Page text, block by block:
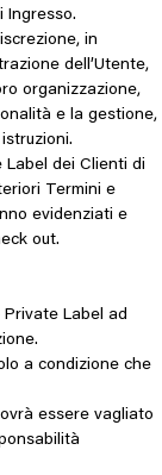
Ingresso.
in
dell’Utente,
organizzazione,
e la gestione,
dei Clienti di
Termini e
evidenziati e
out.
Private Label ad
a condizione che
essere vagliato